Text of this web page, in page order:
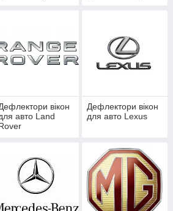
вікон
авто Land
Дефлектори вікон
для авто Lexus